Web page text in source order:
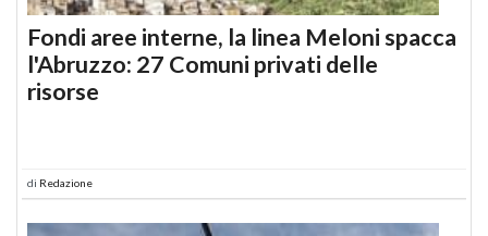
Fondi aree interne, la linea Meloni spacca
l'Abruzzo: 27 Comuni privati delle
risorse
di Redazione